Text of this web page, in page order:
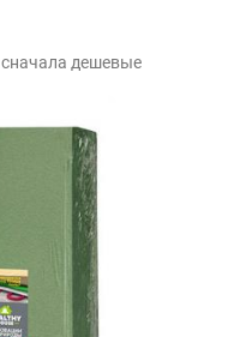
сначала дешевые